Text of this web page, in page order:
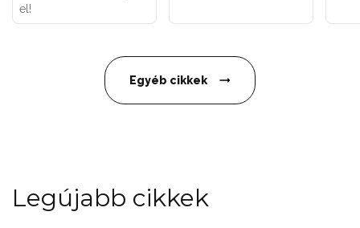
el!
Egyéb cikkek
Legújabb cikkek